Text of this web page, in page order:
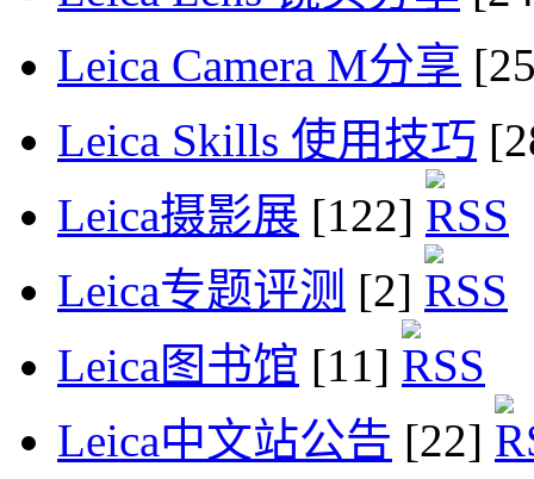
Leica Camera M分享
Leica Skills 使用技巧
Leica摄影展 [122]
Leica专题评测 [2]
Leica图书馆 [11]
Leica中文站公告 [22]